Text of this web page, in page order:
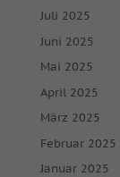
Juli 2025
Juni 2025
Mai 2025
April 2025
März 2025
Februar 2025
Januar 2025